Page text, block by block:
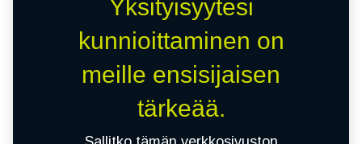
Yksityisyytesi
kunnioittaminen on
meille ensisijaisen
tärkeää.